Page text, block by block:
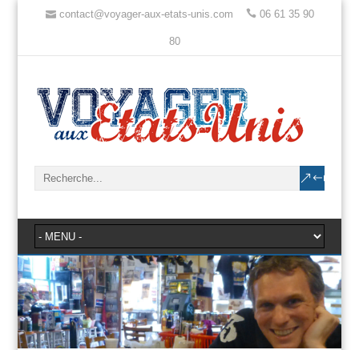
contact@voyager-aux-etats-unis.com 06 61 35 90
80